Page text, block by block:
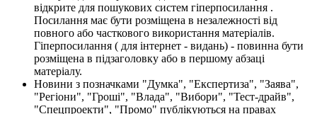
відкрите для пошукових систем гіперпосилання .
Посилання має бути розміщена в незалежності від
повного або часткового використання матеріалів.
Гіперпосилання ( для інтернет - видань) - повинна бути
розміщена в підзаголовку або в першому абзаці
матеріалу.
Новини з позначками "Думка", "Експертиза", "Заява",
"Регіони", "Гроші", "Влада", "Вибори", "Тест-драйв",
"Спецпроекти", "Промо" публікуються на правах